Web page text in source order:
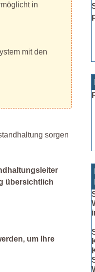
in
mit den
sorgen
übersichtlich
um Ihre